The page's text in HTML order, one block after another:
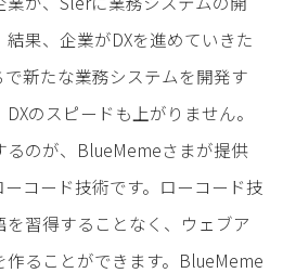
果、企業がDXを進めていきた
新たな業務システムを開発す
のスピードも上がりません。
るのが、BlueMemeさまが提供
コード技術です。ローコード技
習得することなく、ウェブア
ることができます。BlueMeme